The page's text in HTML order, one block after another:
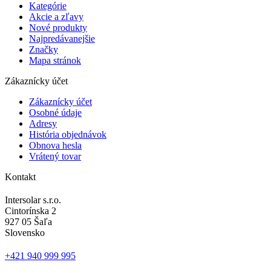
Kategórie
Akcie a zľavy
Nové produkty
Najpredávanejšie
Značky
Mapa stránok
Zákaznícky účet
Zákaznícky účet
Osobné údaje
Adresy
História objednávok
Obnova hesla
Vrátený tovar
Kontakt
Intersolar s.r.o.
Cintorínska 2
927 05 Šaľa
Slovensko
+421 940 999 995